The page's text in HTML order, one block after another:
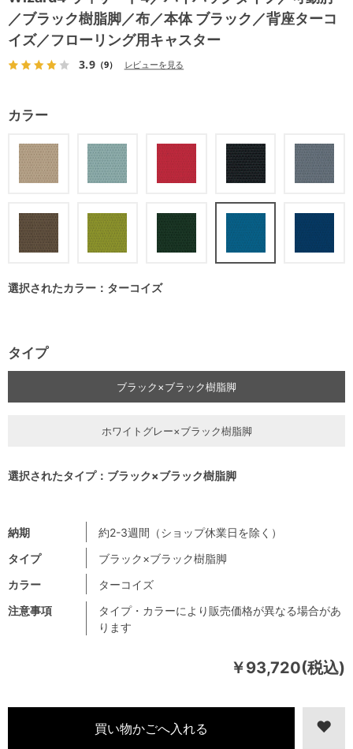
／ブラック樹脂脚／布／本体 ブラック／背座ターコ
イズ／フローリング用キャスター
3.9（9） レビューを見る
￥93,720(税込)
注意事項
タイプ・カラーにより販売価格が異なる場合があ
ります
納期
約2-3週間（ショップ休業日を除く）
タイプ
ブラック×ブラック樹脂脚
カラー
ターコイズ
カラー
選択されたカラー：ターコイズ
タイプ
ブラック×ブラック樹脂脚
ホワイトグレー×ブラック樹脂脚
選択されたタイプ：ブラック×ブラック樹脂脚